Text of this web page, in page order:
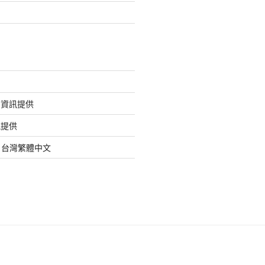
訊提供
供
灣繁體中文